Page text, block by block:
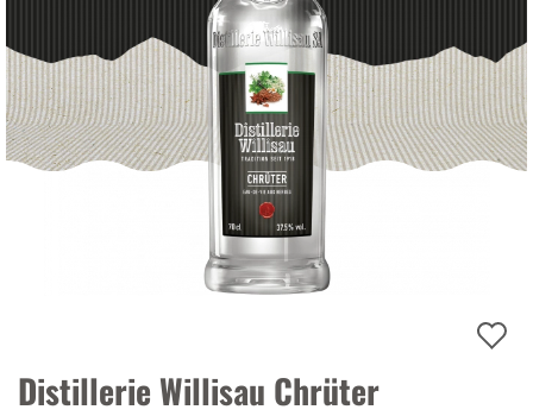
Distillerie Willisau Chrüter